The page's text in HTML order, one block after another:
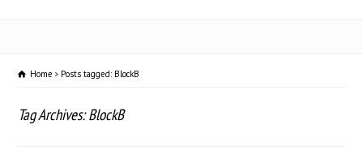
Home Posts tagged: BlockB
Tag Archives: BlockB